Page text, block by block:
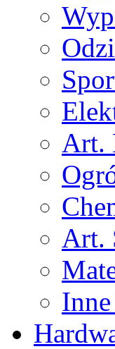
Art.
Art.